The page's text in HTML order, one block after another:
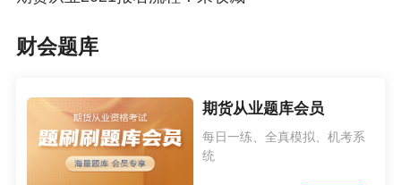
戏里找存在感，在短视频里上瘾得欲罢不能……
那些戒不掉的快乐，都成了压垮健康的最后一根
警惕起来吧，朋友们，从今天起克制自己加强锻
炼，没有什么比身体更重要了！
财会题库
期货从业题库会员
每日一练、全真模拟、机考系
统